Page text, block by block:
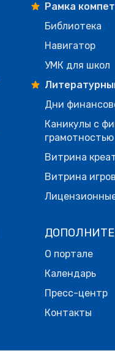
Рамка
Библиотека
Навигатор
УМК для школ
Дни
Каникулы с
грамотностью
Витрина
Витрина
О портале
Календарь
Пресс-центр
Контакты